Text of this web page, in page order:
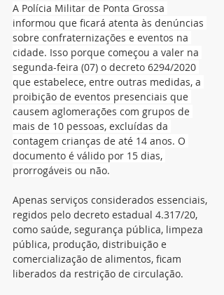
A Polícia Militar de Ponta Grossa
informou que ficará atenta às denúncias
sobre confraternizações e eventos na
cidade. Isso porque começou a valer na
segunda-feira (07) o decreto 6294/2020
que estabelece, entre outras medidas, a
proibição de eventos presenciais que
causem aglomerações com grupos de
mais de 10 pessoas, excluídas da
contagem crianças de até 14 anos. O
documento é válido por 15 dias,
prorrogáveis ou não.
Apenas serviços considerados essenciais,
regidos pelo decreto estadual 4.317/20,
como saúde, segurança pública, limpeza
pública, produção, distribuição e
comercialização de alimentos, ficam
liberados da restrição de circulação.